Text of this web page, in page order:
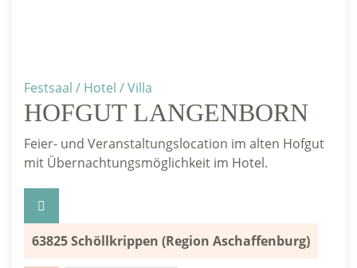
Festsaal / Hotel / Villa
HOFGUT LANGENBORN
Feier- und Veranstaltungslocation im alten Hofgut
mit Übernachtungsmöglichkeit im Hotel.
63825 Schöllkrippen (Region Aschaffenburg)